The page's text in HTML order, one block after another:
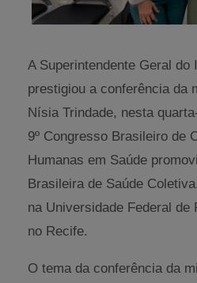
A Superintendente Geral do
prestigiou a conferência da
Nísia Trindade, nesta
9º Congresso Brasileiro de
Humanas em Saúde
Brasileira de Saúde
na Universidade Federal de
no Recife.
O tema da conferência da